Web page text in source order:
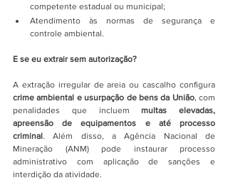
competente estadual ou municipal;
Atendimento às normas de segurança e
controle ambiental.
E se eu extrair sem autorização?
crime ambiental e usurpação de bens da União, com
penalidades que incluem multas elevadas,
apreensão de equipamentos e até processo
criminal. Além disso, a Agência Nacional de
Mineração (ANM) pode instaurar processo
administrativo com aplicação de sanções e
interdição da atividade.